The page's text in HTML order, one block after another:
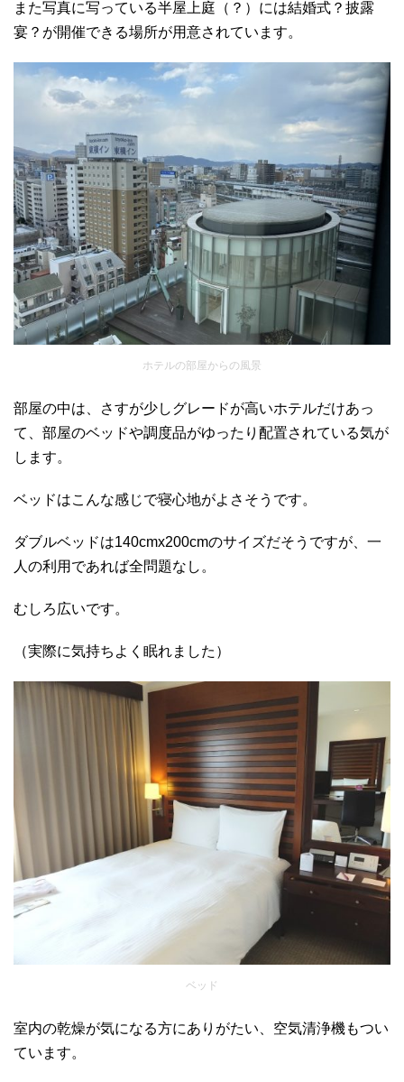
また写真に写っている半屋上庭（？）には結婚式？披露
宴？が開催できる場所が用意されています。
ホテルの部屋からの風景
部屋の中は、さすが少しグレードが高いホテルだけあっ
て、部屋のベッドや調度品がゆったり配置されている気が
します。
ベッドはこんな感じで寝心地がよさそうです。
ダブルベッドは140cmx200cmのサイズだそうですが、一
人の利用であれば全問題なし。
むしろ広いです。
（実際に気持ちよく眠れました）
ベッド
室内の乾燥が気になる方にありがたい、空気清浄機もつい
ています。